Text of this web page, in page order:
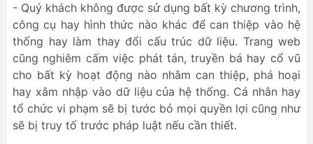
- Quý khách không được sử dụng bất kỳ chương trình,
công cụ hay hình thức nào khác để can thiệp vào hệ
thống hay làm thay đổi cấu trúc dữ liệu. Trang web
cũng nghiêm cấm việc phát tán, truyền bá hay cổ vũ
cho bất kỳ hoạt động nào nhằm can thiệp, phá hoại
hay xâm nhập vào dữ liệu của hệ thống. Cá nhân hay
tổ chức vi phạm sẽ bị tước bỏ mọi quyền lợi cũng như
sẽ bị truy tố trước pháp luật nếu cần thiết.